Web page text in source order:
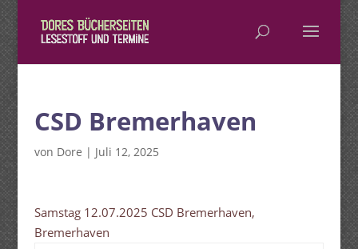
CSD Bremerhaven
von Dore | Juli 12, 2025
Samstag 12.07.2025 CSD Bremerhaven,
Bremerhaven